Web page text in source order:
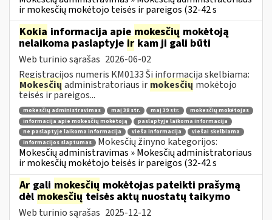
ir mokesčių mokėtojo teisės ir pareigos (32-42 s
Kokia informacija apie mokesčių mokėtoją
nelaikoma paslaptyje irkam ji gali būti
Web turinio sąrašas 2026-06-02
Registracijos numeris KM0133 Ši informacija skelbiama:
Mokesčių administratoriaus ir mokesčių mokėtojo
teisės ir pareigos...
mokesčių administravimas maį 38 str. maį 39 str.
mokesčių mokėtojas
informacija apie mokesčių mokėtoją
paslaptyje laikoma informacija
ne paslaptyje laikoma informacija
vieša informacija
viešai skelbiama
informacijos slaptumas
Mokesčių žinyno kategorijos:
Mokesčių administravimas » Mokesčių administratoriaus
ir mokesčių mokėtojo teisės ir pareigos (32-42 s
Ar gali mokesčių mokėtojas pateikti prašymą
dėl mokesčiųteisės aktų nuostatų taikymo
Web turinio sąrašas 2025-12-12